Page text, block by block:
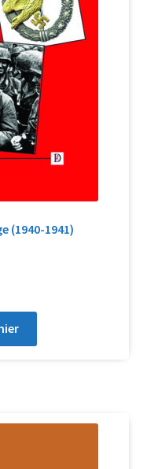
(1940-1941)